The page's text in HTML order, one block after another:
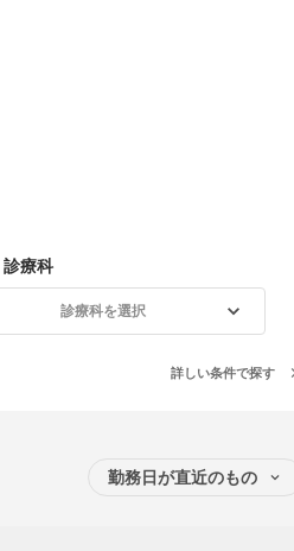
診療科
診療科を選択
詳しい条件で探す
勤務日が直近のもの